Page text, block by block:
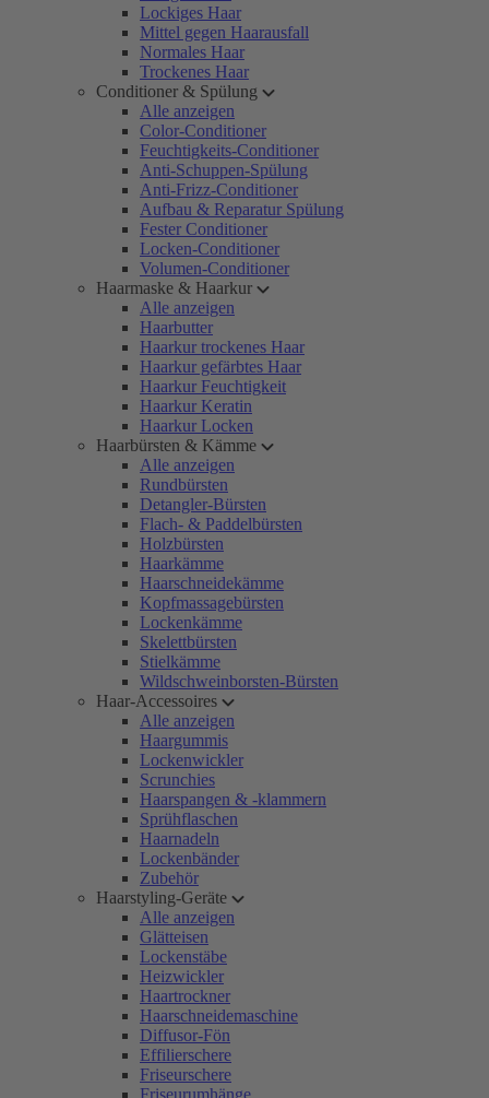
Lockiges Haar
Mittel gegen Haarausfall
Normales Haar
Trockenes Haar
Conditioner & Spülung
Alle anzeigen
Color-Conditioner
Feuchtigkeits-Conditioner
Anti-Schuppen-Spülung
Anti-Frizz-Conditioner
Aufbau & Reparatur Spülung
Fester Conditioner
Locken-Conditioner
Volumen-Conditioner
Haarmaske & Haarkur
Alle anzeigen
Haarbutter
Haarkur trockenes Haar
Haarkur gefärbtes Haar
Haarkur Feuchtigkeit
Haarkur Keratin
Haarkur Locken
Haarbürsten & Kämme
Alle anzeigen
Rundbürsten
Detangler-Bürsten
Flach- & Paddelbürsten
Holzbürsten
Haarkämme
Haarschneidekämme
Kopfmassagebürsten
Lockenkämme
Skelettbürsten
Stielkämme
Wildschweinborsten-Bürsten
Haar-Accessoires
Alle anzeigen
Haargummis
Lockenwickler
Scrunchies
Haarspangen & -klammern
Sprühflaschen
Haarnadeln
Lockenbänder
Zubehör
Haarstyling-Geräte
Alle anzeigen
Glätteisen
Lockenstäbe
Heizwickler
Haartrockner
Haarschneidemaschine
Diffusor-Fön
Effilierschere
Friseurschere
Friseurumhänge